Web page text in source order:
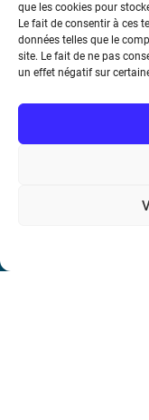
que les cookies pour
Le fait de consentir à ces
données telles que le
site. Le fait de ne pas
un effet négatif sur
Bicentenaire
Marie Ampère
Conditions
Mentions